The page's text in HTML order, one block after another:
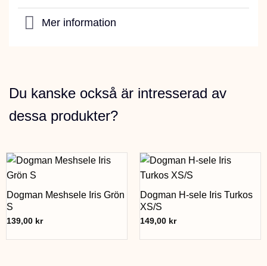
Mer information
Du kanske också är intresserad av
dessa produkter?
Dogman Meshsele Iris Grön
S
139,00 kr
Dogman H-sele Iris Turkos
XS/S
149,00 kr